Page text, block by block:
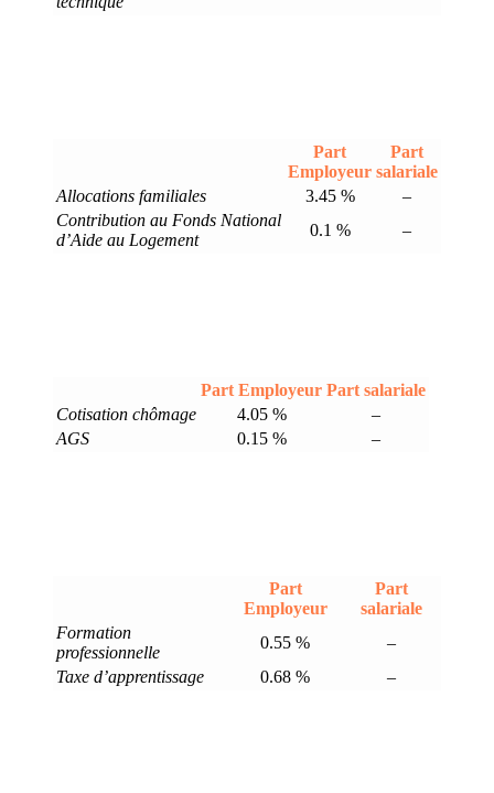
Part
Employeur
Part
salariale
Allocations familiales
3.45 %
–
Contribution au Fonds National
d’Aide au Logement
0.1 % –
Part Employeur Part salariale
Cotisation chômage
4.05 %
–
AGS
0.15 % –
Part
Employeur
Part
salariale
Formation
professionnelle
0.55 %
–
Taxe d’apprentissage
0.68 % –